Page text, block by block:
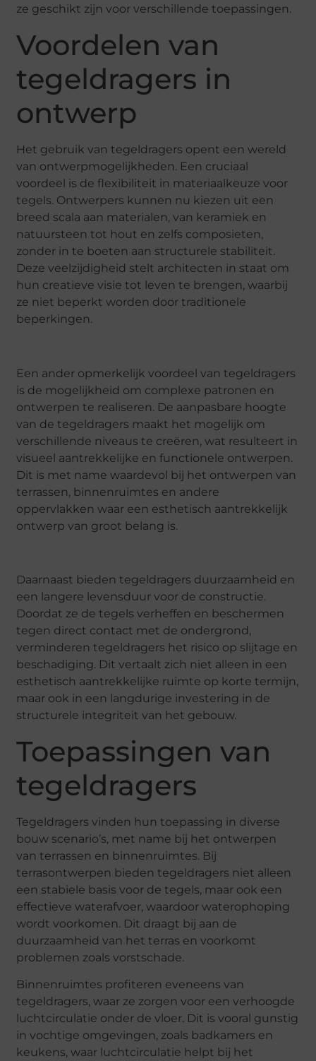
ze geschikt zijn voor verschillende toepassingen.
Voordelen van
tegeldragers in
ontwerp
Het gebruik van tegeldragers opent een wereld
van ontwerpmogelijkheden. Een cruciaal
voordeel is de flexibiliteit in materiaalkeuze voor
tegels. Ontwerpers kunnen nu kiezen uit een
breed scala aan materialen, van keramiek en
natuursteen tot hout en zelfs composieten,
zonder in te boeten aan structurele stabiliteit.
Deze veelzijdigheid stelt architecten in staat om
hun creatieve visie tot leven te brengen, waarbij
ze niet beperkt worden door traditionele
beperkingen.
Een ander opmerkelijk voordeel van tegeldragers
is de mogelijkheid om complexe patronen en
ontwerpen te realiseren. De aanpasbare hoogte
van de tegeldragers maakt het mogelijk om
verschillende niveaus te creëren, wat resulteert in
visueel aantrekkelijke en functionele ontwerpen.
Dit is met name waardevol bij het ontwerpen van
terrassen, binnenruimtes en andere
oppervlakken waar een esthetisch aantrekkelijk
ontwerp van groot belang is.
Daarnaast bieden tegeldragers duurzaamheid en
een langere levensduur voor de constructie.
Doordat ze de tegels verheffen en beschermen
tegen direct contact met de ondergrond,
verminderen tegeldragers het risico op slijtage en
beschadiging. Dit vertaalt zich niet alleen in een
esthetisch aantrekkelijke ruimte op korte termijn,
maar ook in een langdurige investering in de
structurele integriteit van het gebouw.
Toepassingen van
tegeldragers
Tegeldragers vinden hun toepassing in diverse
bouw scenario’s, met name bij het ontwerpen
van terrassen en binnenruimtes. Bij
terrasontwerpen bieden tegeldragers niet alleen
een stabiele basis voor de tegels, maar ook een
effectieve waterafvoer, waardoor waterophoping
wordt voorkomen. Dit draagt bij aan de
duurzaamheid van het terras en voorkomt
problemen zoals vorstschade.
Binnenruimtes profiteren eveneens van
tegeldragers, waar ze zorgen voor een verhoogde
luchtcirculatie onder de vloer. Dit is vooral gunstig
in vochtige omgevingen, zoals badkamers en
keukens, waar luchtcirculatie helpt bij het